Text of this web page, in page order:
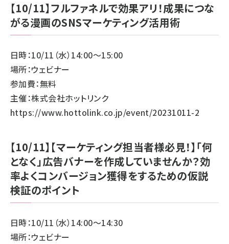
【10/11】フルファネルで効果アリ！成果につな
がる漫画のSNSマーケティング活用術
日時：10/11（水）14:00～15:00
場所：ウェビナー
参加費：無料
主催：株式会社ホットリンク
https://www.hottolink.co.jp/event/20231011-2
【10/11】【マーケティング担当者様必見！】「何
となく」広告バナーを作成していませんか？効
率よくコンバージョン獲得をするための仮説
検証のポイント
日時：10/11（水）14:00～14:30
場所：ウェビナー